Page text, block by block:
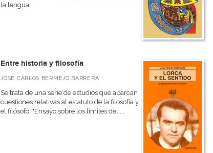
la lengua
Entre historia y filosofía
JOSÉ CARLOS BERMEJO BARRERA
Se trata de una serie de estudios que abarcan
cuestiones relativas al estatuto de la filosofía y
el filósofo: "Ensayo sobre los límites del ...